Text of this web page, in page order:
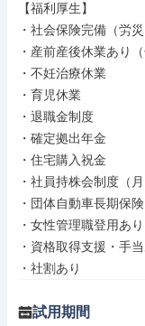
【福利厚生】
・社会保険完備（労
・産前産後休業あり
・不妊治療休業
・育児休業
・退職金制度
・確定拠出年金
・住宅購入祝金
・社員持株会制度（
・団体自動車長期保険
・女性管理職登用あり
・資格取得支援・手
・社割あり
試用期間